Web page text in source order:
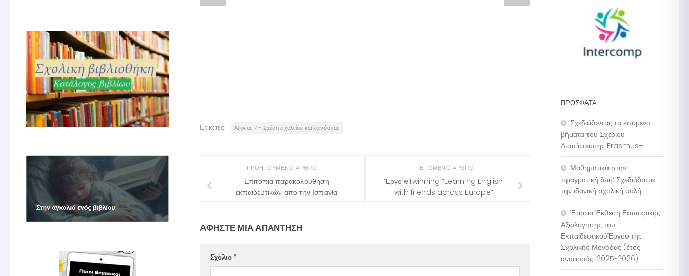
Ετικέτες: Άξονας 7 - Σχέση σχολείου και κοινότητας
ΕΠΌΜΕΝΟ ΆΡΘΡΟ
Έργο eTwinning “Learning English
with friends across Europe”
ΠΡΟΗΓΟΎΜΕΝΟ ΆΡΘΡΟ
Επιτόπια παρακολούθηση
εκπαιδευτικών απο την Ισπανία
ΑΦΉΣΤΕ ΜΙΑ ΑΠΆΝΤΗΣΗ
Σχόλιο *
ΠΡΌΣΦΑΤΑ
Σχεδιάζοντας τα επόμενα
βήματα του Σχεδίου
Διαπίστευσης Erasmus+
Μαθηματικά στην
πραγματική ζωή: Σχεδιάζουμε
την ιδανική σχολική αυλή
Έτησια Έκθεση Εσωτερικής
Αξιολόγησης του
ΕκπαιδευτικούΈργου της
Σχολικής Μονάδας (έτος
αναφοράς: 2025-2026)